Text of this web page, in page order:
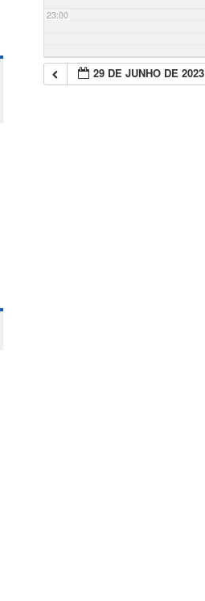
23:00
29 DE JUNHO DE 2023